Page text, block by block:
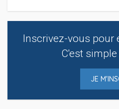
Inscrivez-vous pour
C'est
JE